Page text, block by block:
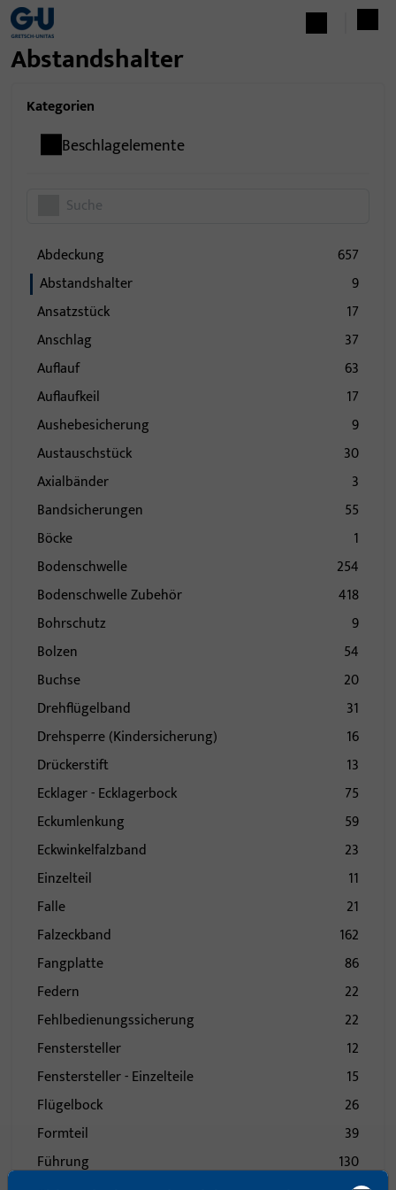
Abstandshalter
Kategorien
Beschlagelemente
Abdeckung
657
Abstandshalter
9
Ansatzstück
17
Anschlag
37
Auflauf
63
Auflaufkeil
17
Aushebesicherung
9
Austauschstück
30
Axialbänder
3
Bandsicherungen
55
Böcke
1
Bodenschwelle
254
Bodenschwelle Zubehör
418
Bohrschutz
9
Bolzen
54
Buchse
20
Drehflügelband
31
Drehsperre (Kindersicherung)
16
Drückerstift
13
Ecklager - Ecklagerbock
75
Eckumlenkung
59
Eckwinkelfalzband
23
Einzelteil
11
Falle
21
Falzeckband
162
Fangplatte
86
Federn
22
Fehlbedienungssicherung
22
Fenstersteller
12
Fenstersteller - Einzelteile
15
Flügelbock
26
Formteil
39
Führung
130